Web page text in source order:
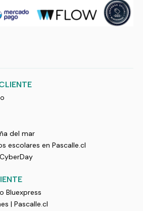
del mar
escolares en Pascalle.cl
Bluexpress
| Pascalle.cl